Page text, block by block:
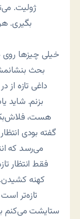
ژولیت.
بگیری.
خیلی چیزها روی
بحث
داغی تازه از
بزنم. شاید
هست،
گفته بودی
می‌رسد که
فقط انتظار
کهنه
تازه‌تر
ستایشت می‌کنم